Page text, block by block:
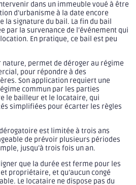
dans un immeuble voué à être
d’urbanisme à la date encore
la signature du bail. La fin du bail
par la survenance de l’événement qui
En pratique, ce bail est peu
nature, permet de déroger au régime
pour répondre à des
Son application requiert une
commun par les parties
le bailleur et le locataire, qui
simplifiées pour écarter les règles
est limitée à trois ans
de prévoir plusieurs périodes
jusqu’à trois fois un an.
que la durée est ferme pour les
propriétaire, et qu’aucun congé
Le locataire ne dispose pas du